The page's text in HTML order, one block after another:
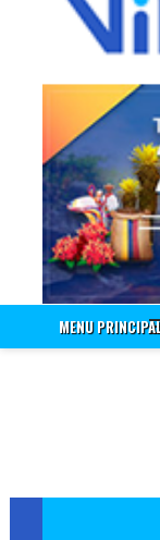
Información a
Encuenta
Encuesta -
Nuevo!!!
Incentivos
Nuevo!!!
Encuesta
Sistema
Correo
Gestión
Expedición
MENU